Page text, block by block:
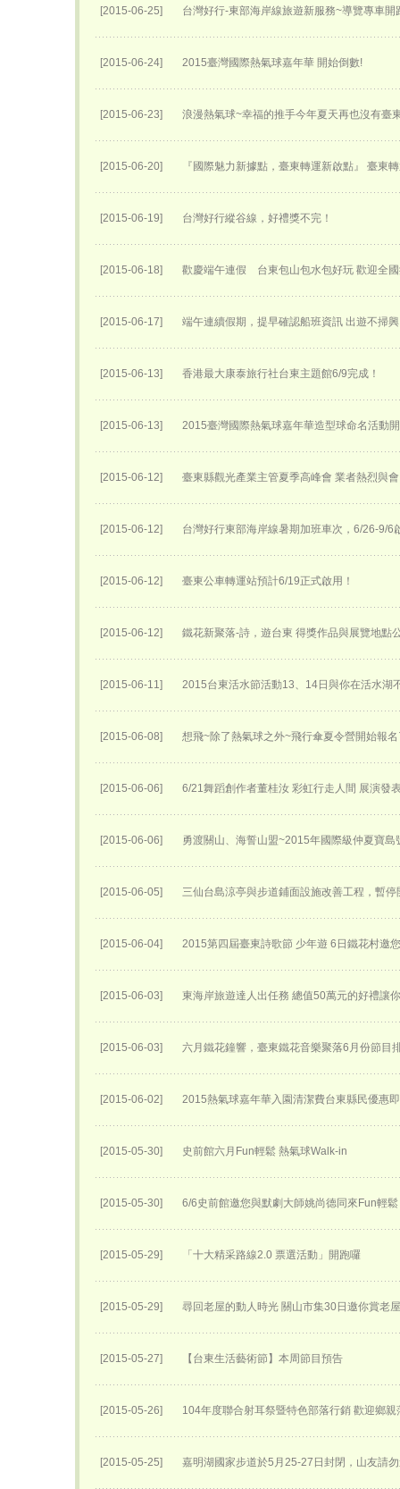
[2015-06-25] 台灣好行-東部海岸線旅遊新服務~導覽專車開
[2015-06-24] 2015臺灣國際熱氣球嘉年華 開始倒數!
[2015-06-23] 浪漫熱氣球~幸福的推手今年夏天再也沒有臺
[2015-06-20] 『國際魅力新據點，臺東轉運新啟點』 臺東轉
[2015-06-19] 台灣好行縱谷線，好禮獎不完！
[2015-06-18] 歡慶端午連假 台東包山包水包好玩 歡迎全
[2015-06-17] 端午連續假期，提早確認船班資訊 出遊不掃興
[2015-06-13] 香港最大康泰旅行社台東主題館6/9完成！
[2015-06-13] 2015臺灣國際熱氣球嘉年華​造型球命名活動
[2015-06-12] 臺東縣觀光產業主管夏季高峰會 業者熱烈與會
[2015-06-12] 台灣好行東部海岸線暑期加班車次，6/26-9/6
[2015-06-12] 臺東公車轉運站預計6/19正式啟用！
[2015-06-12] 鐵花新聚落-詩，遊台東 得獎作品與展覽地點
[2015-06-11] 2015台東活水節活動13、14日與你在活水湖
[2015-06-08] 想飛~除了熱氣球之外~飛行傘夏令營開始報名
[2015-06-06] 6/21舞蹈創作者董桂汝 彩虹行走人間 展演發
[2015-06-06] 勇渡關山、海誓山盟~2015年國際級仲夏寶島
[2015-06-05] 三仙台島涼亭與步道鋪面設施改善工程，暫停
[2015-06-04] 2015第四屆臺東詩歌節 少年遊 6日鐵花村邀
[2015-06-03] 東海岸旅遊達人出任務 總值50萬元的好禮讓
[2015-06-03] 六月鐵花鐘響，臺東鐵花音樂聚落6月份節目
[2015-06-02] 2015熱氣球嘉年華入園清潔費台東縣民優惠
[2015-05-30] 史前館六月Fun輕鬆 熱氣球Walk-in
[2015-05-30] 6/6史前館邀您與默劇大師姚尚德同來Fun輕鬆
[2015-05-29] 「十大精采路線2.0 票選活動」開跑囉
[2015-05-29] 尋回老屋的動人時光 關山市集30日邀你賞老
[2015-05-27] 【台東生活藝術節】本周節目預告
[2015-05-26] 104年度聯合射耳祭暨特色部落行銷 歡迎鄉親
[2015-05-25] 嘉明湖國家步道於5月25-27日封閉，山友請